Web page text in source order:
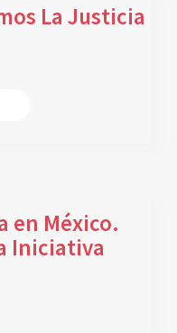
La Justicia
en México.
Iniciativa